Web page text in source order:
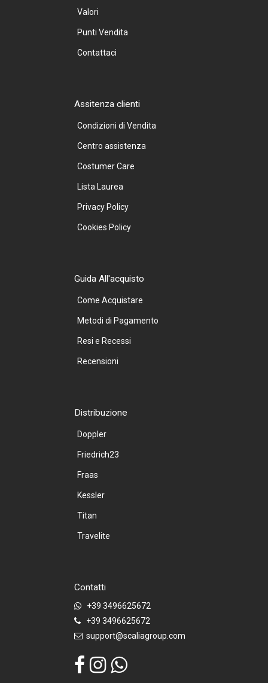
Valori
Punti Vendita
Contattaci
Assitenza clienti
Condizioni di Vendita
Centro assistenza
Costumer Care
Lista Laurea
Privacy Policy
Cookies Policy
Guida All'acquisto
Come Acquistare
Metodi di Pagamento
Resi e Recessi
Recensioni
Distribuzione
Doppler
Friedrich23
Fraas
Kessler
Titan
Travelite
Contatti
+39 3496625672
+39 3496625672
support@scaliagroup.com